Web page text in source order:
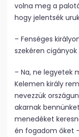
volna meg a
hogy jelentsék
– Fenséges
szekéren
– Na, ne legyetek
Kelemen király
nevezzük
akarnak
menedéket
én fogadom őket